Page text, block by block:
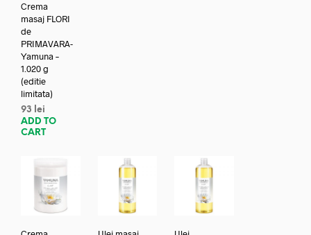
Crema
masaj FLORI
de
PRIMAVARA-
Yamuna –
1.020 g
(editie
limitata)
93
lei
ADD TO
CART